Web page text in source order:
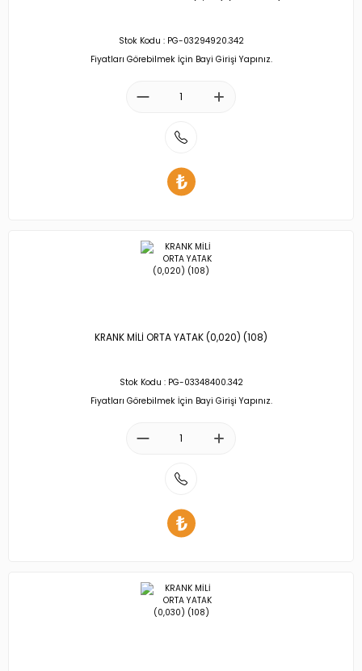
Stok Kodu : PG-03294920.342
Fiyatları Görebilmek İçin Bayi Girişi Yapınız.
KRANK MİLİ ORTA YATAK (0,020) (108)
Stok Kodu : PG-03348400.342
Fiyatları Görebilmek İçin Bayi Girişi Yapınız.